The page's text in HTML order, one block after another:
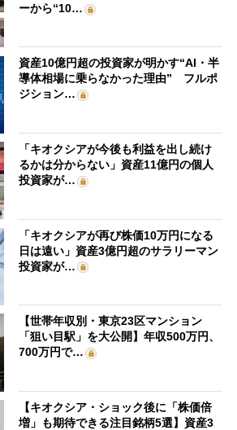
ーから“10…
資産10億円超の投資家が明かす“AI・半
導体相場に乗らなかった理由” フルポ
ジション…
「キオクシアが今後も利益を出し続け
るかは分からない」資産11億円の個人
投資家が…
「キオクシアが再び株価10万円になる
日は遠い」資産3億円超のサラリーマン
投資家が…
【世帯年収別・東京23区マンション
「狙い目駅」を大公開】年収500万円、
700万円で…
【キオクシア・ショック後に「株価倍
増」も期待できる注目銘柄5選】資産3